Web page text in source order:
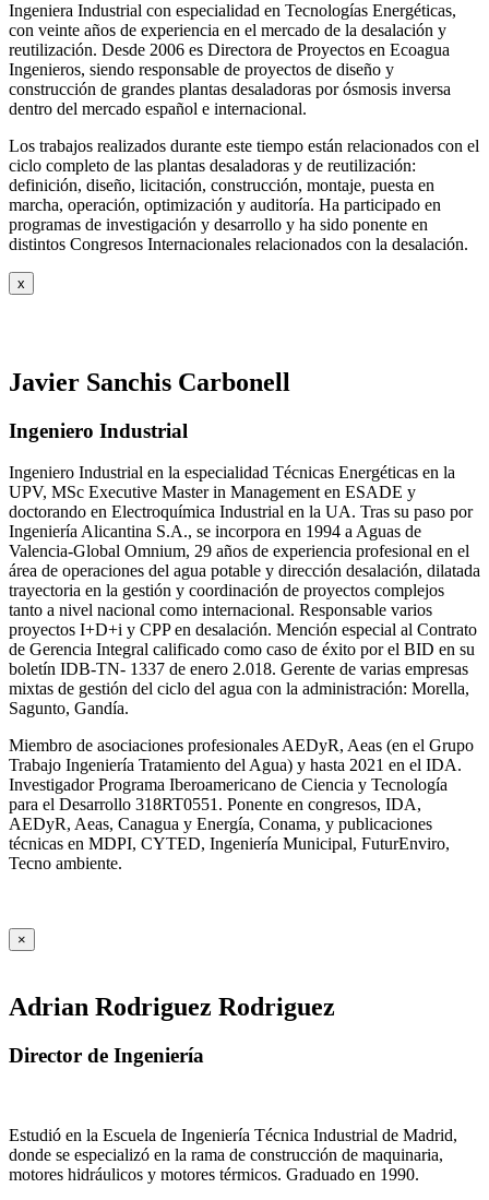
Ingeniera Industrial con especialidad en Tecnologías Energéticas,
con veinte años de experiencia en el mercado de la desalación y
reutilización. Desde 2006 es Directora de Proyectos en Ecoagua
Ingenieros, siendo responsable de proyectos de diseño y
construcción de grandes plantas desaladoras por ósmosis inversa
dentro del mercado español e internacional.
Los trabajos realizados durante este tiempo están relacionados con el
ciclo completo de las plantas desaladoras y de reutilización:
definición, diseño, licitación, construcción, montaje, puesta en
marcha, operación, optimización y auditoría. Ha participado en
programas de investigación y desarrollo y ha sido ponente en
distintos Congresos Internacionales relacionados con la desalación.
x
Javier Sanchis Carbonell
Ingeniero Industrial
Ingeniero Industrial en la especialidad Técnicas Energéticas en la
UPV, MSc Executive Master in Management en ESADE y
doctorando en Electroquímica Industrial en la UA. Tras su paso por
Ingeniería Alicantina S.A., se incorpora en 1994 a Aguas de
Valencia-Global Omnium, 29 años de experiencia profesional en el
área de operaciones del agua potable y dirección desalación, dilatada
trayectoria en la gestión y coordinación de proyectos complejos
tanto a nivel nacional como internacional. Responsable varios
proyectos I+D+i y CPP en desalación. Mención especial al Contrato
de Gerencia Integral calificado como caso de éxito por el BID en su
boletín IDB-TN- 1337 de enero 2.018. Gerente de varias empresas
mixtas de gestión del ciclo del agua con la administración: Morella,
Sagunto, Gandía.
Miembro de asociaciones profesionales AEDyR, Aeas (en el Grupo
Trabajo Ingeniería Tratamiento del Agua) y hasta 2021 en el IDA.
Investigador Programa Iberoamericano de Ciencia y Tecnología
para el Desarrollo 318RT0551. Ponente en congresos, IDA,
AEDyR, Aeas, Canagua y Energía, Conama, y publicaciones
técnicas en MDPI, CYTED, Ingeniería Municipal, FuturEnviro,
Tecno ambiente.
×
Adrian Rodriguez Rodriguez
Director de Ingeniería
Estudió en la Escuela de Ingeniería Técnica Industrial de Madrid,
donde se especializó en la rama de construcción de maquinaria,
motores hidráulicos y motores térmicos. Graduado en 1990.